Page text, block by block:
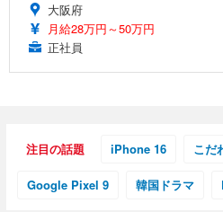
大阪府
月給28万円～50万円
正社員
注目の話題 iPhone 16 こだ
Google Pixel 9 韓国ドラマ